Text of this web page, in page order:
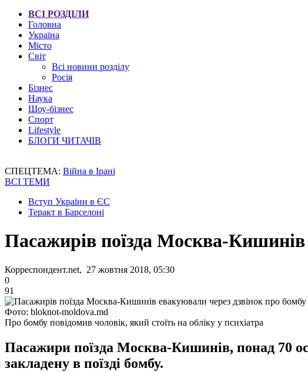
ВСІ РОЗДІЛИ
Головна
Україна
Місто
Світ
Всі новини розділу
Росія
Бізнес
Наука
Шоу-бізнес
Спорт
Lifestyle
БЛОГИ ЧИТАЧІВ
СПЕЦТЕМА: Війна в Ірані
ВСІ ТЕМИ
Вступ України в ЄС
Теракт в Барселоні
Пасажирів поїзда Москва-
Корреспондент.net, 27 жовтня 2018, 05:30
0
91
Фото: bloknot-moldova.md
Про бомбу повідомив чоловік, який стоїть на обліку у психіатра
Пасажири поїзда Москва-Кишинів, понад 70
закладену в поїзді бомбу.